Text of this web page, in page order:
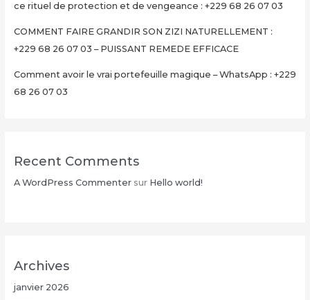
ce rituel de protection et de vengeance : +229 68 26 07 03
COMMENT FAIRE GRANDIR SON ZIZI NATURELLEMENT :
+229 68 26 07 03 – PUISSANT REMEDE EFFICACE
Comment avoir le vrai portefeuille magique – WhatsApp : +229
68 26 07 03
Recent Comments
A WordPress Commentersur Hello world!
Archives
janvier 2026